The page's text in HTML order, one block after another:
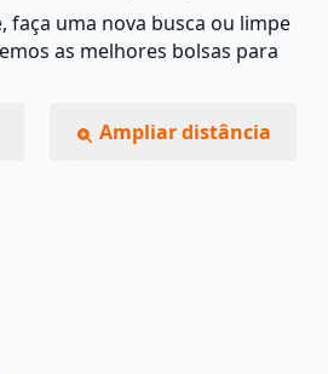
faça uma nova busca ou limpe
as melhores bolsas para
Ampliar distância